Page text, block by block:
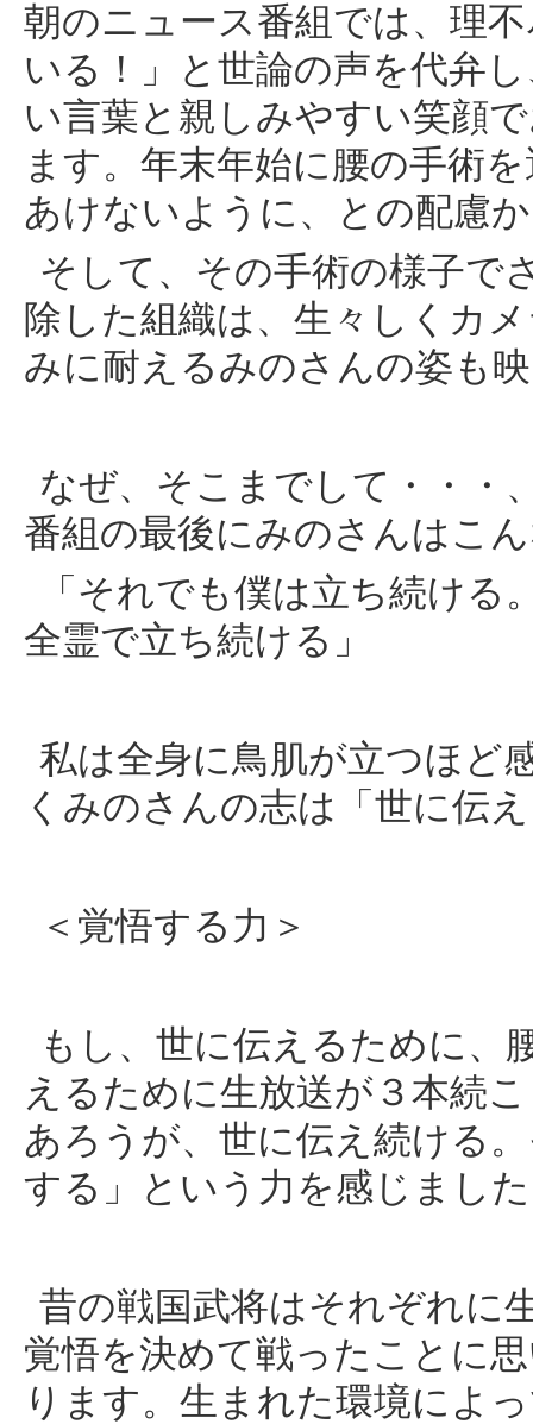
朝のニュース番組では、理
いる！」と世論の声を代弁
い言葉と親しみやすい笑顔
ます。年末年始に腰の手術
あけないように、との配慮
そして、その手術の様子で
除した組織は、生々しくカ
みに耐えるみのさんの姿も
なぜ、そこまでして・・・
番組の最後にみのさんはこ
「それでも僕は立ち続け
全霊で立ち続ける」
私は全身に鳥肌が立つほど
くみのさんの志は「世に伝
＜覚悟する力＞
もし、世に伝えるために、
えるために生放送が３本続
あろうが、世に伝え続ける
する」という力を感じまし
昔の戦国武将はそれぞれに
覚悟を決めて戦ったことに
ります。生まれた環境によ